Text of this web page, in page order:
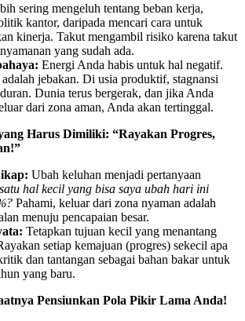
sering mengeluh tentang beban kerja,
kantor, daripada mencari cara untuk
kinerja. Takut mengambil risiko karena takut
yang sudah ada.
Energi Anda habis untuk hal negatif.
jebakan. Di usia produktif, stagnansi
Dunia terus bergerak, dan jika Anda
dari zona aman, Anda akan tertinggal.
Harus Dimiliki: “Rayakan Progres,
Ubah keluhan menjadi pertanyaan
hal kecil yang bisa saya ubah hari ini
Pahami, keluar dari zona nyaman adalah
menuju pencapaian besar.
Tetapkan tujuan kecil yang menantang
setiap kemajuan (progres) sekecil apa
dan tantangan sebagai bahan bakar untuk
yang baru.
Pensiunkan Pola Pikir Lama Anda!